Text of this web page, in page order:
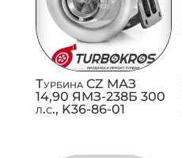
Турбина CZ МАЗ
14,90 ЯМЗ-238Б 300
л.с., K36-86-01